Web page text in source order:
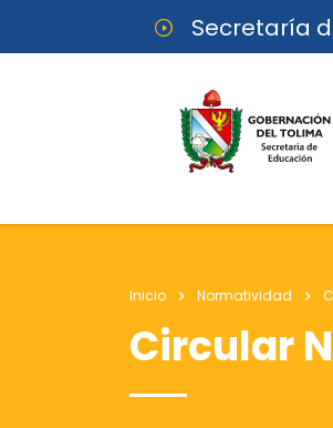
Secretaría
Inicio Normatividad
Circular